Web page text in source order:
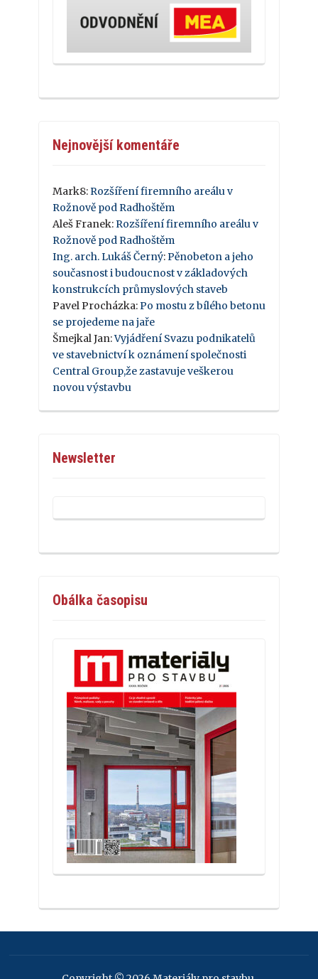
Nejnovější komentáře
Mark8: Rozšíření firemního areálu v
Rožnově pod Radhoštěm
Aleš Franek: Rozšíření firemního areálu v
Rožnově pod Radhoštěm
Ing. arch. Lukáš Černý: Pěnobeton a jeho
současnost i budoucnost v základových
konstrukcích průmyslových staveb
Pavel Procházka: Po mostu z bílého betonu
se projedeme na jaře
Šmejkal Jan:Vyjádření Svazu podnikatelů
ve stavebnictví k oznámení společnosti
Central Group,že zastavuje veškerou
novou výstavbu
Newsletter
Obálka časopisu